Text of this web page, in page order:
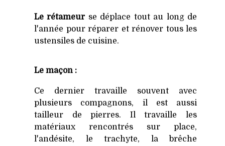
Le rétameur se déplace tout au long de
l'année pour réparer et rénover tous les
ustensiles de cuisine.
Le maçon :
Ce dernier travaille souvent avec
plusieurs compagnons, il est aussi
tailleur de pierres. Il travaille les
matériaux rencontrés sur place,
l'andésite, le trachyte, la brêche